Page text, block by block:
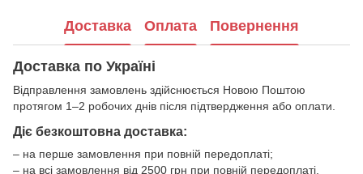
Доставка Оплата Повернення
Доставка по Україні
Відправлення замовлень здійснюється Новою Поштою
протягом 1–2 робочих днів після підтвердження або оплати.
Діє безкоштовна доставка:
– на перше замовлення при повній передоплаті;
– на всі замовлення від 2500 грн при повній передоплаті.